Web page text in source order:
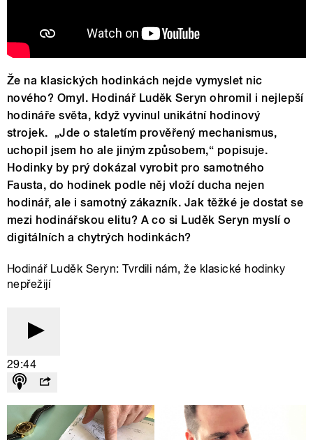
Že na klasických hodinkách nejde vymyslet nic
nového? Omyl. Hodinář Luděk Seryn ohromil i nejlepší
hodináře světa, když vyvinul unikátní hodinový
strojek. „Jde o staletím prověřený mechanismus,
uchopil jsem ho ale jiným způsobem,“ popisuje.
Hodinky by prý dokázal vyrobit pro samotného
Fausta, do hodinek podle něj vloží ducha nejen
hodinář, ale i samotný zákazník. Jak těžké je dostat se
mezi hodinářskou elitu? A co si Luděk Seryn myslí o
digitálních a chytrých hodinkách?
Hodinář Luděk Seryn: Tvrdili nám, že klasické hodinky
nepřežijí
29:44